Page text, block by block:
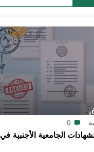
0
الجامعية الأجنبية في